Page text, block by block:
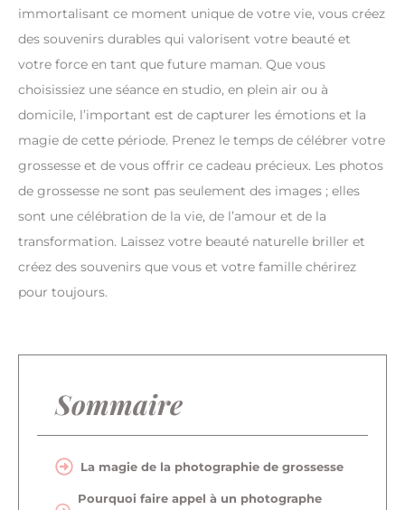
immortalisant ce moment unique de votre vie, vous créez
des souvenirs durables qui valorisent votre beauté et
votre force en tant que future maman. Que vous
choisissiez une séance en studio, en plein air ou à
domicile, l’important est de capturer les émotions et la
magie de cette période. Prenez le temps de célébrer votre
grossesse et de vous offrir ce cadeau précieux. Les photos
de grossesse ne sont pas seulement des images ; elles
sont une célébration de la vie, de l’amour et de la
transformation. Laissez votre beauté naturelle briller et
créez des souvenirs que vous et votre famille chérirez
pour toujours.
Sommaire
La magie de la photographie de grossesse
Pourquoi faire appel à un photographe